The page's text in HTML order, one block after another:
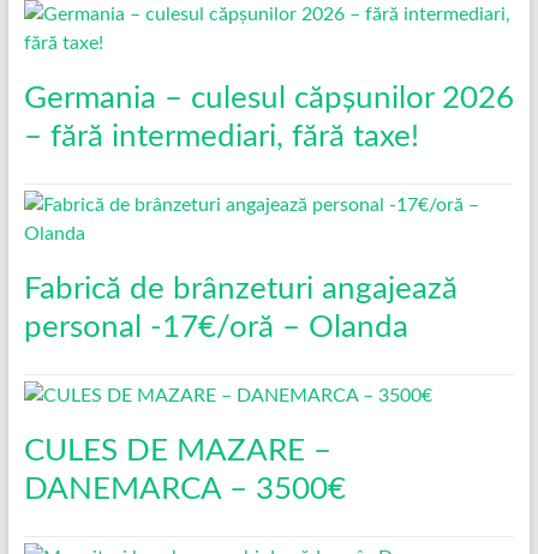
Germania – culesul căpșunilor 2026
– fără intermediari, fără taxe!
Fabrică de brânzeturi angajează
personal -17€/oră – Olanda
CULES DE MAZARE –
DANEMARCA – 3500€